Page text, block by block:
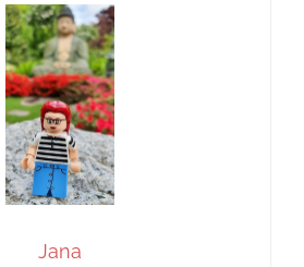
Jana